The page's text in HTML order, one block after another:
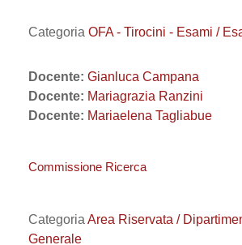
Categoria OFA - Tirocini - Esami /
Docente: Gianluca Campana
Docente: Mariagrazia Ranzini
Docente: Mariaelena Tagliabue
Commissione Ricerca
Categoria Area Riservata /
Generale